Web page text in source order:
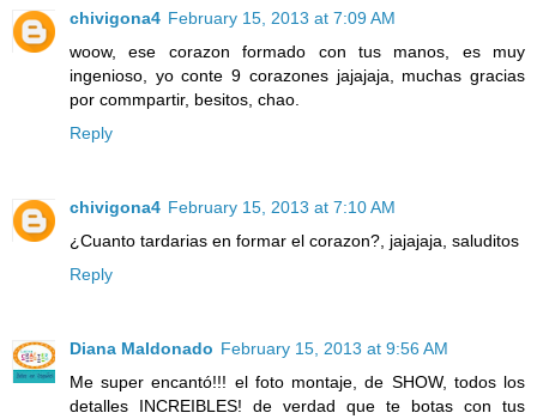
chivigona4 February 15, 2013 at 7:09 AM
woow, ese corazon formado con tus manos, es muy
ingenioso, yo conte 9 corazones jajajaja, muchas gracias
por commpartir, besitos, chao.
Reply
chivigona4 February 15, 2013 at 7:10 AM
¿Cuanto tardarias en formar el corazon?, jajajaja, saluditos
Reply
Diana Maldonado February 15, 2013 at 9:56 AM
Me super encantó!!! el foto montaje, de SHOW, todos los
detalles INCREIBLES! de verdad que te botas con tus